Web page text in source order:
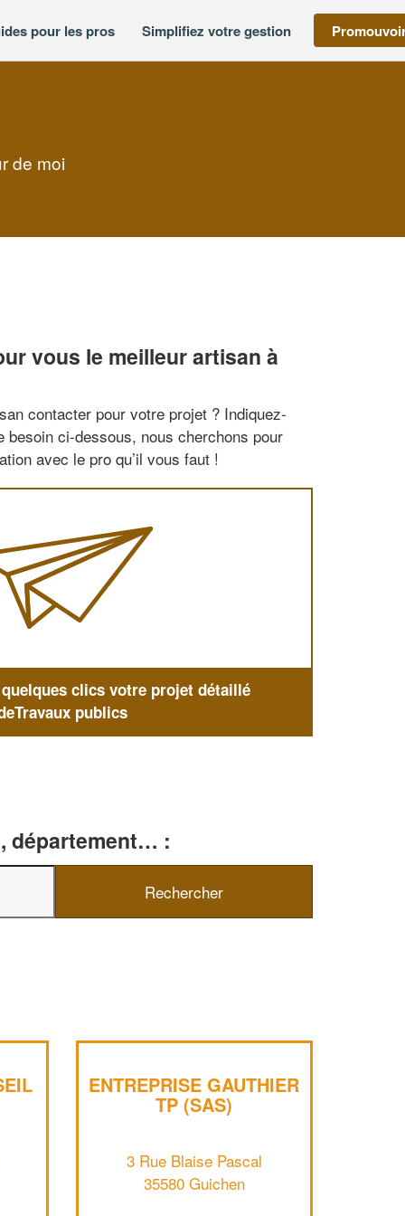
pour les pros Simplifiez votre gestion
de moi
vous le meilleur artisan à
contacter pour votre projet ? Indiquez-
besoin ci-dessous, nous cherchons pour
avec le pro qu’il vous faut !
clics votre projet détaillé
publics
département… :
ENTREPRISE GAUTHIER
TP (SAS)
3 Rue Blaise Pascal
35580 Guichen
professionnel ?
Augmentez votrechiffre d'affaires
marges
En savoir plus